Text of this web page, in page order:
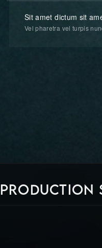
Sit amet dictum sit
Vel pharetra vel turpis
PRODUCTION